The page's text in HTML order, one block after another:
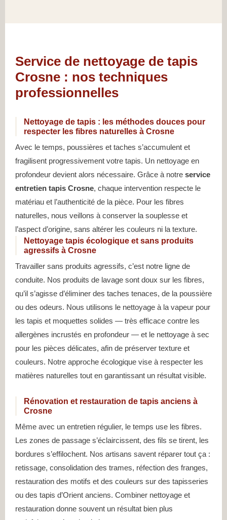
Service de nettoyage de tapis
Crosne : nos techniques
professionnelles
Nettoyage de tapis : les méthodes douces pour
respecter les fibres naturelles à Crosne
Avec le temps, poussières et taches s’accumulent et
fragilisent progressivement votre tapis. Un nettoyage en
profondeur devient alors nécessaire. Grâce à notre service
entretien tapis Crosne, chaque intervention respecte le
matériau et l’authenticité de la pièce. Pour les fibres
naturelles, nous veillons à conserver la souplesse et
l’aspect d’origine, sans altérer les couleurs ni la texture.
Nettoyage tapis écologique et sans produits
agressifs à Crosne
Travailler sans produits agressifs, c’est notre ligne de
conduite. Nos produits de lavage sont doux sur les fibres,
qu’il s’agisse d’éliminer des taches tenaces, de la poussière
ou des odeurs. Nous utilisons le nettoyage à la vapeur pour
les tapis et moquettes solides — très efficace contre les
allergènes incrustés en profondeur — et le nettoyage à sec
pour les pièces délicates, afin de préserver texture et
couleurs. Notre approche écologique vise à respecter les
matières naturelles tout en garantissant un résultat visible.
Rénovation et restauration de tapis anciens à
Crosne
Même avec un entretien régulier, le temps use les fibres.
Les zones de passage s’éclaircissent, des fils se tirent, les
bordures s’effilochent. Nos artisans savent réparer tout ça :
retissage, consolidation des trames, réfection des franges,
restauration des motifs et des couleurs sur des tapisseries
ou des tapis d’Orient anciens. Combiner nettoyage et
restauration donne souvent un résultat bien plus